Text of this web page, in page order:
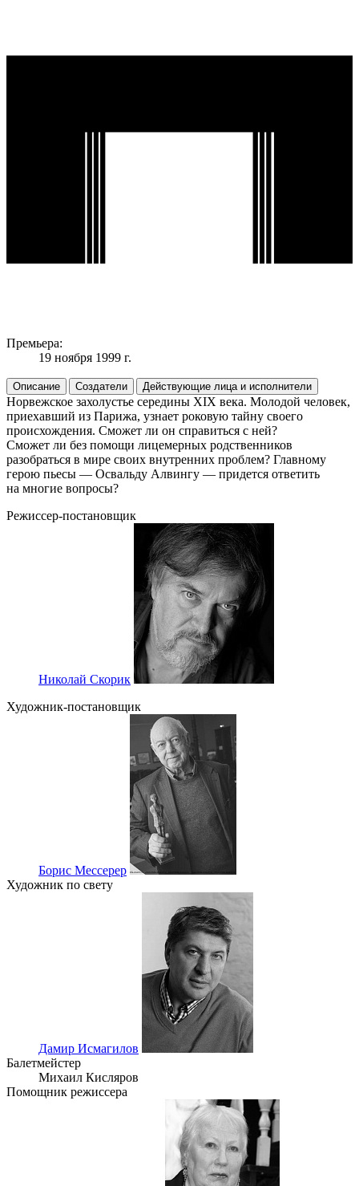
Премьера:
19 ноября 1999 г.
Описание Создатели Действующие лица и исполнители
Норвежское захолустье середины XIX века. Молодой человек,
приехавший из Парижа, узнает роковую тайну своего
происхождения. Сможет ли он справиться с ней?
Сможет ли без помощи лицемерных родственников
разобраться в мире своих внутренних проблем? Главному
герою пьесы — Освальду Алвингу — придется ответить
на многие вопросы?
Режиссер-постановщик
Николай Скорик
Художник-постановщик
Борис Мессерер
Художник по свету
Дамир Исмагилов
Балетмейстер
Михаил Кисляров
Помощник режиссера